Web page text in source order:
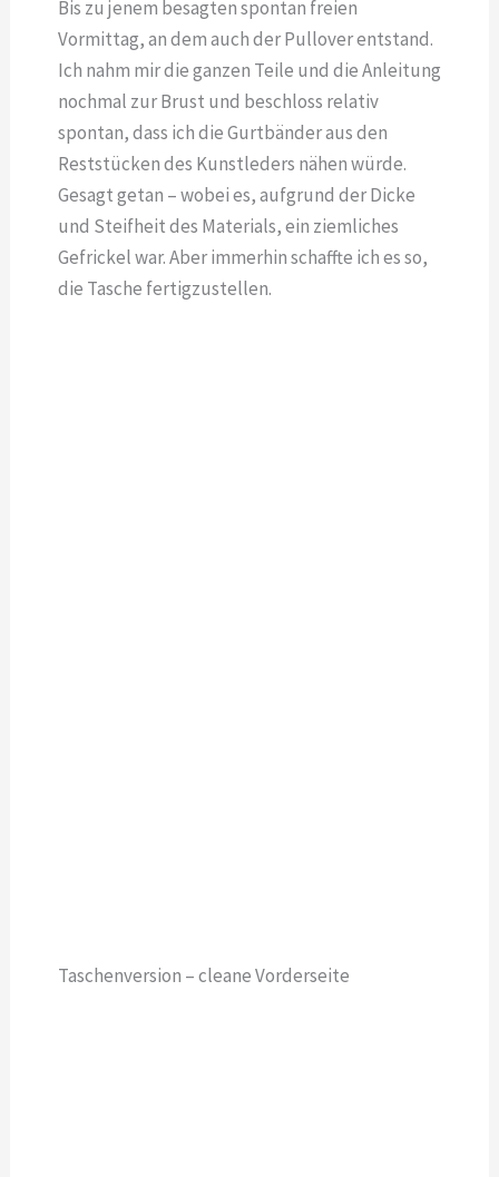
Bis zu jenem besagten spontan freien
Vormittag, an dem auch der Pullover entstand.
Ich nahm mir die ganzen Teile und die Anleitung
nochmal zur Brust und beschloss relativ
spontan, dass ich die Gurtbänder aus den
Reststücken des Kunstleders nähen würde.
Gesagt getan – wobei es, aufgrund der Dicke
und Steifheit des Materials, ein ziemliches
Gefrickel war. Aber immerhin schaffte ich es so,
die Tasche fertigzustellen.
Taschenversion – cleane Vorderseite